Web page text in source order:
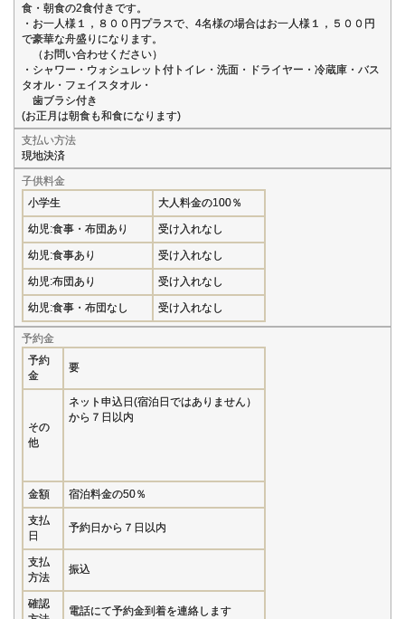
食・朝食の2食付きです。
・お一人様１，８００円プラスで、4名様の場合はお一人様１，５００円
で豪華な舟盛りになります。
（お問い合わせください）
・シャワー・ウォシュレット付トイレ・洗面・ドライヤー・冷蔵庫・バス
タオル・フェイスタオル・
歯ブラシ付き
(お正月は朝食も和食になります)
支払い方法
現地決済
子供料金
小学生
大人料金の100％
幼児:食事・布団あり 受け入れなし
幼児:食事あり 受け入れなし
幼児:布団あり 受け入れなし
幼児:食事・布団なし 受け入れなし
予約金
予約
金
要
その
他
ネット申込日(宿泊日ではありません）
から７日以内
金額 宿泊料金の50％
支払
日
予約日から７日以内
支払
方法
振込
確認
電話にて予約金到着を連絡します